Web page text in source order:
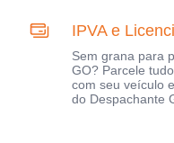
IPVA e
Sem grana para
GO? Parcele
com seu veículo
do Despachante